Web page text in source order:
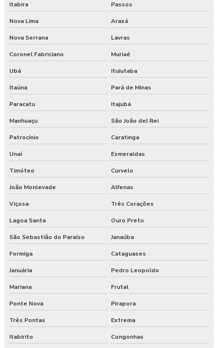
Exames complementares aso
Gerenciamento de risco no trabalho
Gerenciamento de riscos segurança do trabalho
Gestão saúde e segurança do trabalho
Laudo ambiental e ergonômico do local de trabalho
Laudo de avaliação ergonômica
Laudo de ergonomia
Laudo ergonômico
Laudo ergonômico e análise ergonômica do trabalho
Laudo ergonômico cadeira
Laudo ergonômico construção civil
Laudo ergonômico do trabalho
Laudo ergonômico esocial
Laudo ergonômico motorista caminhão
Laudo ergonômico nr17
Laudo ergonômico pgr
Itabira Passos
Nova Lima Araxá
Nova Serrana Lavras
Coronel Fabriciano Muriaé
Ubá Ituiutaba
Itaúna Pará de Minas
Paracatu Itajubá
Manhuaçu São João del Rei
Patrocínio Caratinga
Unaí Esmeraldas
Timóteo Curvelo
João Monlevade Alfenas
Viçosa Três Corações
Lagoa Santa Ouro Preto
São Sebastião do Paraíso Janaúba
Formiga Cataguases
Januária Pedro Leopoldo
Mariana Frutal
Ponte Nova Pirapora
Três Pontas Extrema
Itabirito Congonhas